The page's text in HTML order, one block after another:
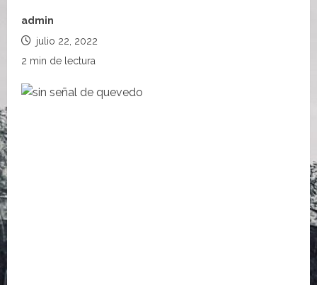
admin
julio 22, 2022
2 min de lectura